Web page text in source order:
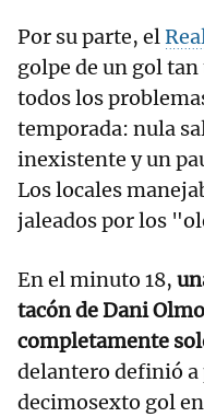
Por su parte, el
golpe de un gol
todos los
temporada: nula
inexistente y un
Los locales
jaleados por los
En el minuto 18,
tacón de Dani
completamente
delantero definió a
decimosexto gol